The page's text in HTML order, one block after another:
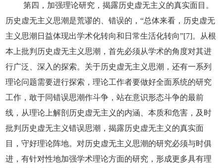
第四，加强理论研究，揭露历史虚无主义的真实面目。
历史虚无主义思潮是荒谬的、错误的，“总体来看，历史虚无
主义思潮日益体现出学术化转向和日常生活化转向”[7]。从根
本上批判历史虚无主义思潮，首先必须从学术的角度对其进
行广泛、深入的探索。关于历史虚无主义思潮，还有一系列
理论问题需要进行探索，理论工作者要做好全面系统的研究
工作，敢于同错误思潮作斗争，站在意识形态斗争的最前
线，从理论上解剖历史虚无主义的内涵、本质和危害，及时
批判历史虚无主义错误思潮，揭露历史虚无主义的真实面
目，守好理论阵地。对历史虚无主义思潮的研究必须与时俱
进，有针对性地加强学术理论方面的研究，形成更多具有理